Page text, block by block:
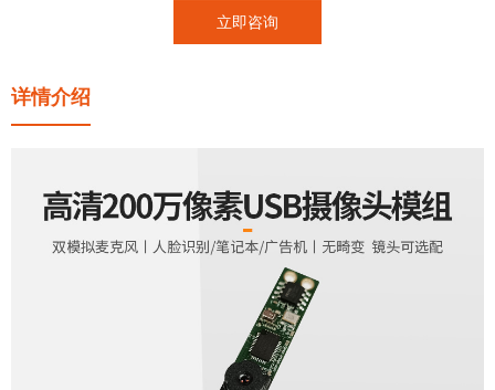
立即咨询
详情介绍